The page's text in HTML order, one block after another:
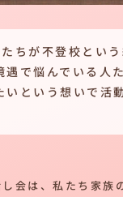
ちが不登校という
遇で悩んでいる人
いという想いで活
会は、私たち家族